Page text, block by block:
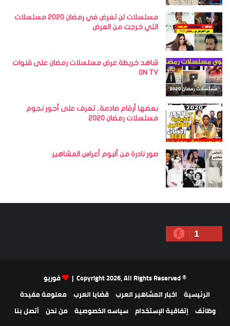
مسلسلات لن تعرض في رمضان 2020 مسلسلات
التي خرجت من العرض
شاهد خريطة عرض مسلسلات رمضان على قنوات
ON TV
بعضها أرقام صادمة.. تعرف على أجور نجوم
مسلسلات رمضان 2020
صور نادرة من ألبوم أعراس المشاهير
1
© Copyright 2026, All Rights Reserved |
فوريو
الرئيسية اخبار المشاهير العرب قضايا العرب معلومة مفيدة
وظائف إتفاقية الإستخدام سياسه الخصوصية من نحن أتصل بنا